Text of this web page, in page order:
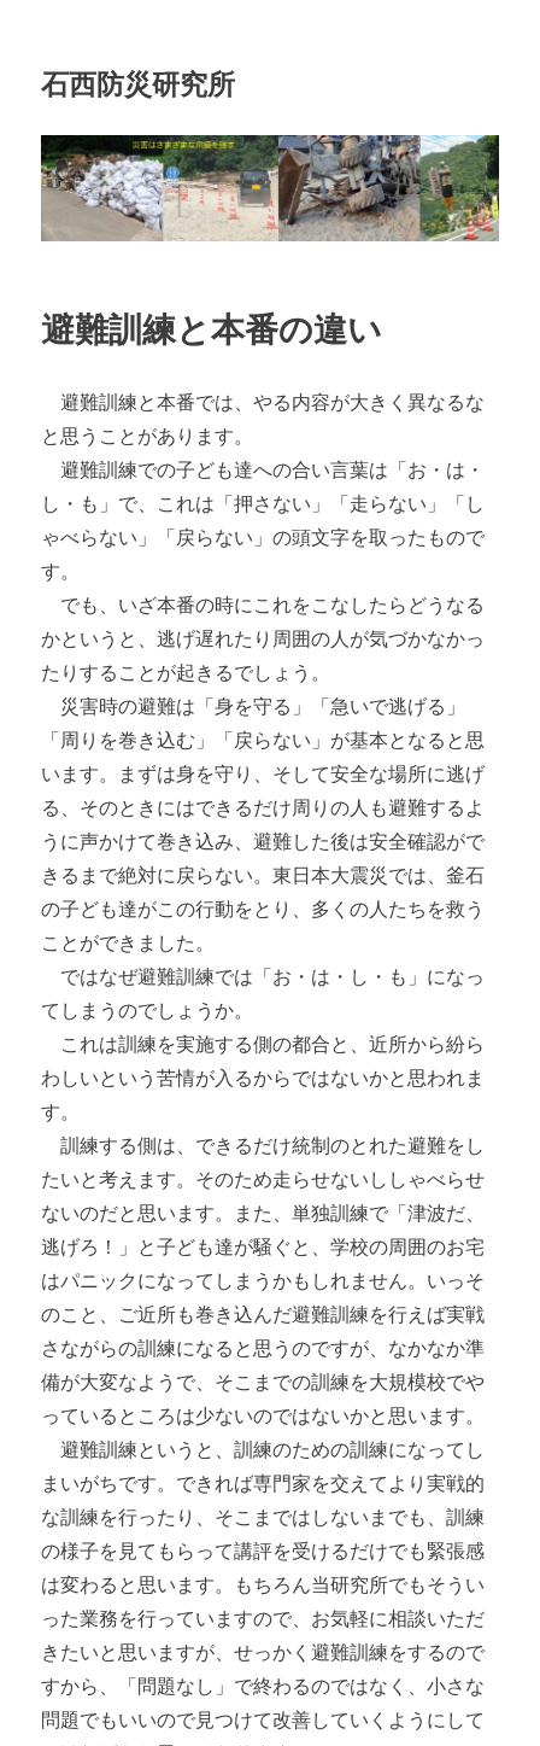
石西防災研究所
避難訓練と本番の違い
避難訓練と本番では、やる内容が大きく異なるな
と思うことがあります。
避難訓練での子ども達への合い言葉は「お・は・
し・も」で、これは「押さない」「走らない」「し
ゃべらない」「戻らない」の頭文字を取ったもので
す。
でも、いざ本番の時にこれをこなしたらどうなる
かというと、逃げ遅れたり周囲の人が気づかなかっ
たりすることが起きるでしょう。
災害時の避難は「身を守る」「急いで逃げる」
「周りを巻き込む」「戻らない」が基本となると思
います。まずは身を守り、そして安全な場所に逃げ
る、そのときにはできるだけ周りの人も避難するよ
うに声かけて巻き込み、避難した後は安全確認がで
きるまで絶対に戻らない。東日本大震災では、釜石
の子ども達がこの行動をとり、多くの人たちを救う
ことができました。
ではなぜ避難訓練では「お・は・し・も」になっ
てしまうのでしょうか。
これは訓練を実施する側の都合と、近所から紛ら
わしいという苦情が入るからではないかと思われま
す。
訓練する側は、できるだけ統制のとれた避難をし
たいと考えます。そのため走らせないししゃべらせ
ないのだと思います。また、単独訓練で「津波だ、
逃げろ！」と子ども達が騒ぐと、学校の周囲のお宅
はパニックになってしまうかもしれません。いっそ
のこと、ご近所も巻き込んだ避難訓練を行えば実戦
さながらの訓練になると思うのですが、なかなか準
備が大変なようで、そこまでの訓練を大規模校でや
っているところは少ないのではないかと思います。
避難訓練というと、訓練のための訓練になってし
まいがちです。できれば専門家を交えてより実戦的
な訓練を行ったり、そこまではしないまでも、訓練
の様子を見てもらって講評を受けるだけでも緊張感
は変わると思います。もちろん当研究所でもそうい
った業務を行っていますので、お気軽に相談いただ
きたいと思いますが、せっかく避難訓練をするので
すから、「問題なし」で終わるのではなく、小さな
問題でもいいので見つけて改善していくようにして